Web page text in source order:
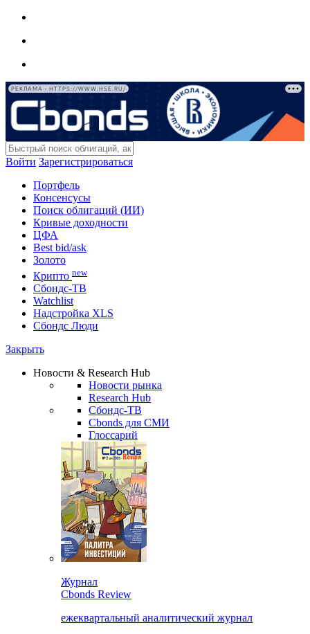
РЕКЛАМА • HTTPS://WWW.HSE.RU/
Войти Зарегистрироваться
Портфель
Консенсусы
Поиск облигаций (ИИ)
Кривые доходности
ЦФА
Best bid/ask
Золото
Крипто new
Сбондс-ТВ
Watchlist
Надстройка XLS
Сбондс Люди
Закрыть
Новости & Research Hub
Новости рынка
Research Hub
Сбондс-ТВ
Cbonds для СМИ
Глоссарий
Журнал
Cbonds Review
ежеквартальный аналитический журнал